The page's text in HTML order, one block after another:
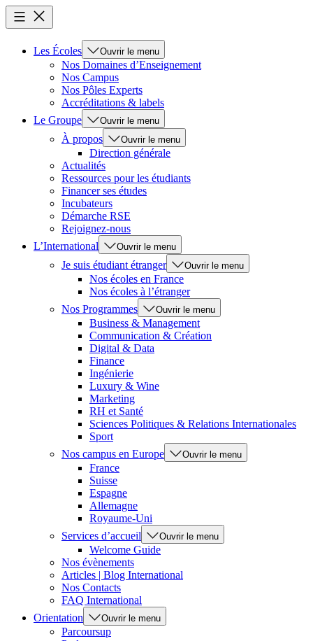
Les Écoles Ouvrir le menu
Nos Domaines d’Enseignement
Nos Campus
Nos Pôles Experts
Accréditations & labels
Le Groupe
Ouvrir le menu
À propos Ouvrir le menu
Direction générale
Actualités
Ressources pour les étudiants
Financer ses études
Incubateurs
Démarche RSE
Rejoignez-nous
L’International
Ouvrir le menu
Je suis étudiant étranger Ouvrir le menu
Nos écoles en France
Nos écoles à l’étranger
Nos Programmes
Ouvrir le menu
Business & Management
Communication & Création
Digital & Data
Finance
Ingénierie
Luxury & Wine
Marketing
RH et Santé
Sciences Politiques & Relations Internationales
Sport
Nos campus en Europe
Ouvrir le menu
France
Suisse
Espagne
Allemagne
Royaume-Uni
Services d’accueil
Ouvrir le menu
Welcome Guide
Nos évènements
Articles | Blog International
Nos Contacts
FAQ International
Orientation
Ouvrir le menu
Parcoursup